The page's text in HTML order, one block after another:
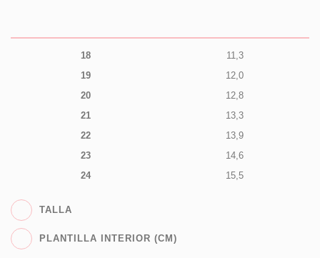
18
11,3
19
12,0
20
12,8
21
13,3
22
13,9
23
14,6
24
15,5
TALLA
PLANTILLA INTERIOR (CM)